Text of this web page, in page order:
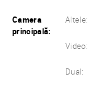
Camera
principală:
Altele:
Video:
Dual: